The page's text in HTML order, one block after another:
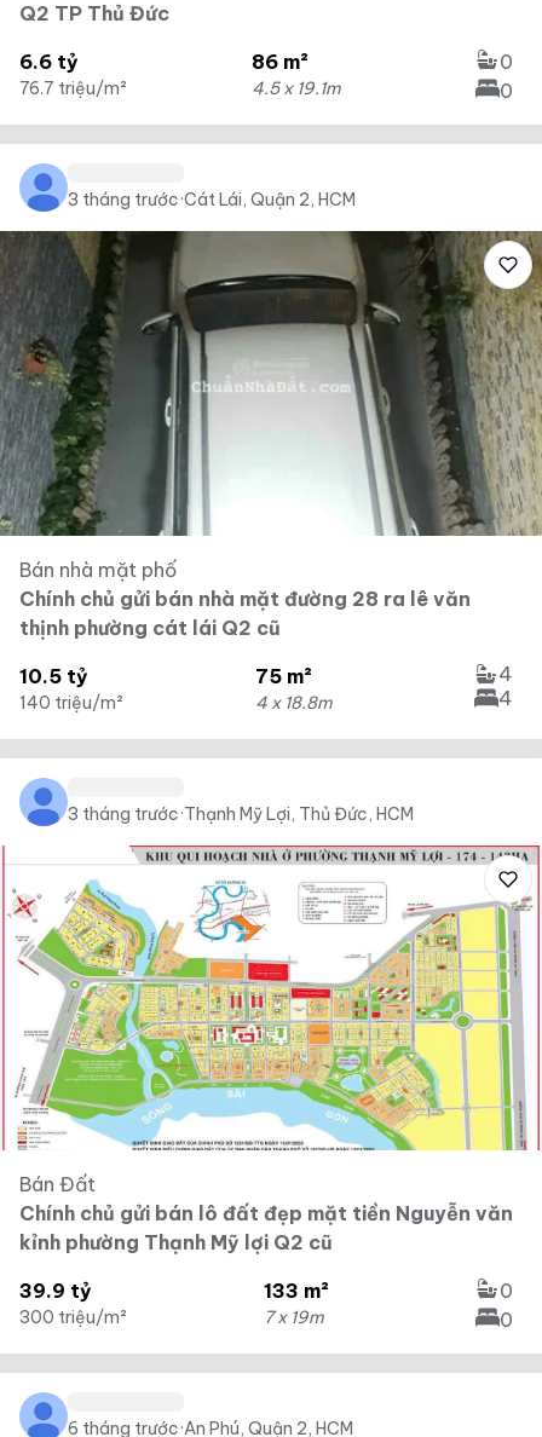
Q2 TP Thủ Đức
6.6 tỷ
76.7 triệu/m²
86 m²
4.5 x 19.1m
0
0
3 tháng trước·Cát Lái, Quận 2, HCM
Bán nhà mặt phố
Chính chủ gửi bán nhà mặt đường 28 ra lê văn
thịnh phường cát lái Q2 cũ
10.5 tỷ
140 triệu/m²
75 m²
4 x 18.8m
4
4
3 tháng trước·Thạnh Mỹ Lợi, Thủ Đức, HCM
Bán Đất
Chính chủ gửi bán lô đất đẹp mặt tiền Nguyễn văn
kỉnh phường Thạnh Mỹ lợi Q2 cũ
39.9 tỷ
300 triệu/m²
133 m²
7 x 19m
0
0
6 tháng trước·An Phú, Quận 2, HCM